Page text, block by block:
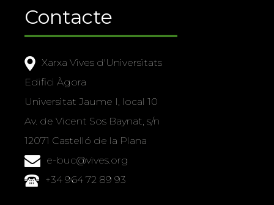
Contacte
Xarxa Vives d'Universitats
Edifici Àgora
Universitat Jaume I, local 10
Av. de Vicent Sos Baynat, s/n
12071 Castelló de la Plana
e-buc@vives.org
+34 964 72 89 93